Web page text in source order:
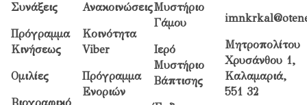
Συνάξεις
Πρόγραμμα
Κινήσεως
Ομιλίες
Ανακοινώσεις
Κοινότητα
Viber
Πρόγραμμα
Ενοριών
Μυστήριο
Γάμου
Ιερό
Μυστήριο
Βάπτισης
Μητροπολίτου
Χρυσάνθου 1,
Καλαμαριά,
551 32